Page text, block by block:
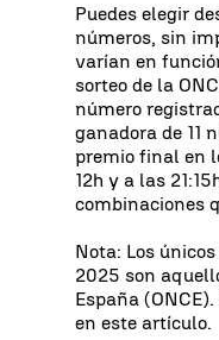
Puedes elegir
números, sin
varían en
sorteo de la
número
ganadora de 11
premio final en
12h y a las
combinaciones
Nota: Los
2025 son
España
en este artículo.